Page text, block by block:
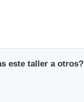
este taller a otros?